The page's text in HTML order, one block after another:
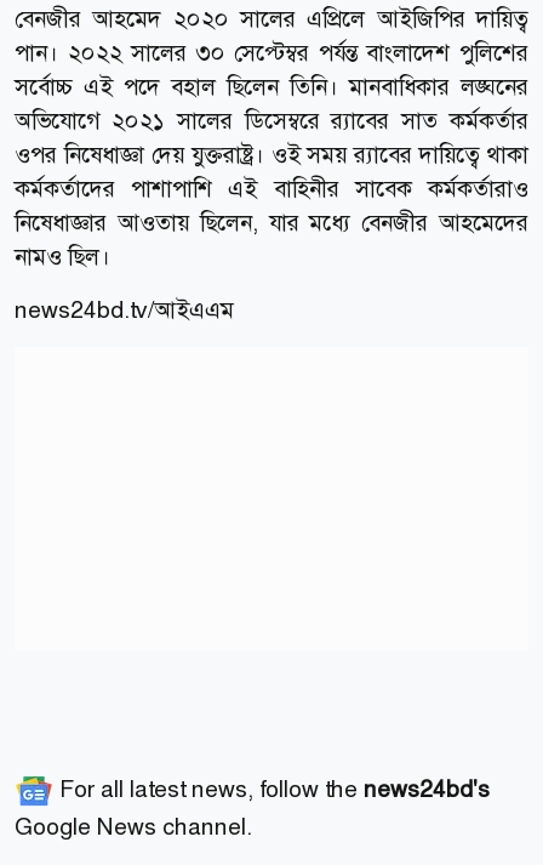
বেনজীর আহমেদ ২০২০ সালের এপ্রিলে আইজিপির দায়িত্ব
পান। ২০২২ সালের ৩০ সেপ্টেম্বর পর্যন্ত বাংলাদেশ পুলিশের
সর্বোচ্চ এই পদে বহাল ছিলেন তিনি। মানবাধিকার লঙ্ঘনের
অভিযোগে ২০২১ সালের ডিসেম্বরে র‍্যাবের সাত কর্মকর্তার
ওপর নিষেধাজ্ঞা দেয় যুক্তরাষ্ট্র। ওই সময় র‌্যাবের দায়িত্বে থাকা
কর্মকর্তাদের পাশাপাশি এই বাহিনীর সাবেক কর্মকর্তারাও
নিষেধাজ্ঞার আওতায় ছিলেন, যার মধ্যে বেনজীর আহমেদের
নামও ছিল।
news24bd.tv/আইএএম
For all latest news, follow the news24bd's
Google News channel.